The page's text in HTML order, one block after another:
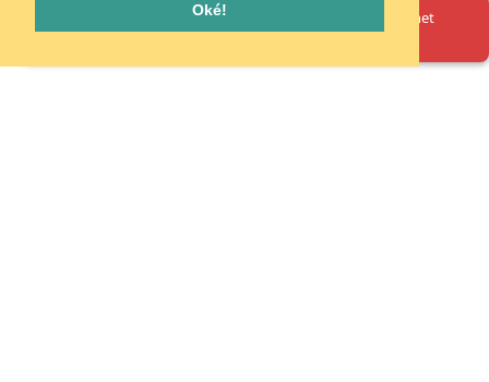
Oké!
Oeps! Er is iets misgegaan. Herlaad de pagina en probeer het
opnieuw.